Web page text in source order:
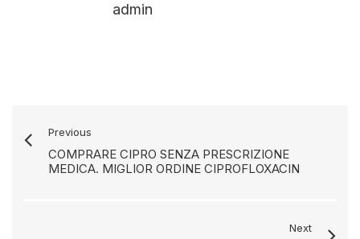
admin
Previous
COMPRARE CIPRO SENZA PRESCRIZIONE
MEDICA. MIGLIOR ORDINE CIPROFLOXACIN
Next